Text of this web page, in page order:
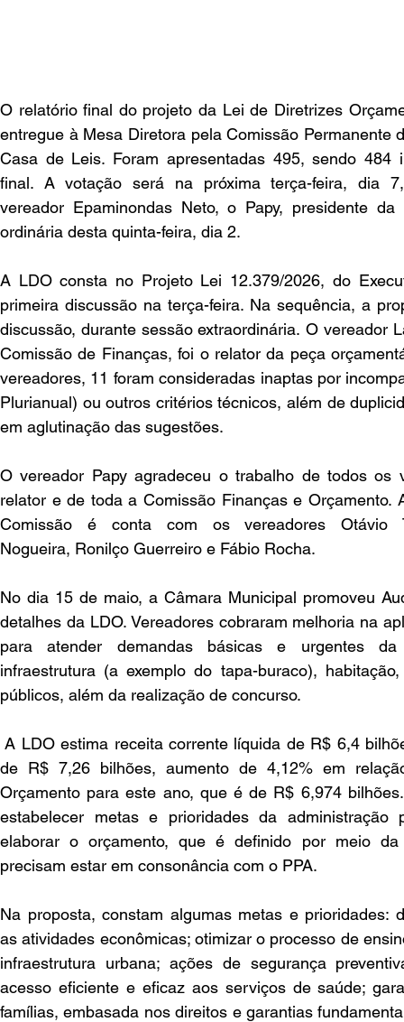
O relatório final do projeto da Lei de Diretrizes
entregue à Mesa Diretora pela Comissão Permanente
Casa de Leis. Foram apresentadas 495, sendo 484
final. A votação será na próxima terça-feira, dia
vereador Epaminondas Neto, o Papy, presidente
ordinária desta quinta-feira, dia 2.
A LDO consta no Projeto Lei 12.379/2026, do
primeira discussão na terça-feira. Na sequência, a
discussão, durante sessão extraordinária. O vereador
Comissão de Finanças, foi o relator da peça
vereadores, 11 foram consideradas inaptas por
Plurianual) ou outros critérios técnicos, além de
em aglutinação das sugestões.
O vereador Papy agradeceu o trabalho de todos os
relator e de toda a Comissão Finanças e Orçamento.
Comissão é conta com os vereadores Otávio
Nogueira, Ronilço Guerreiro e Fábio Rocha.
No dia 15 de maio, a Câmara Municipal promoveu
detalhes da LDO. Vereadores cobraram melhoria na
para atender demandas básicas e urgentes da
infraestrutura (a exemplo do tapa-buraco),
públicos, além da realização de concurso.
A LDO estima receita corrente líquida de R$ 6,4
de R$ 7,26 bilhões, aumento de 4,12% em
Orçamento para este ano, que é de R$ 6,974 bilhões.
estabelecer metas e prioridades da
elaborar o orçamento, que é definido por meio da
precisam estar em consonância com o PPA.
Na proposta, constam algumas metas e prioridades:
as atividades econômicas; otimizar o processo de
infraestrutura urbana; ações de segurança
acesso eficiente e eficaz aos serviços de saúde;
famílias, embasada nos direitos e garantias